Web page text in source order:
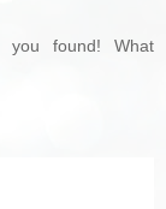
you found! What